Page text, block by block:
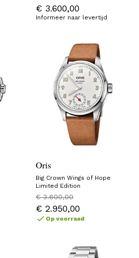
€ 3.600,00
Informeer naar levertijd
Oris
Big Crown Wings of Hope
Limited Edition
€ 3.600,00
€ 2.950,00
Op voorraad